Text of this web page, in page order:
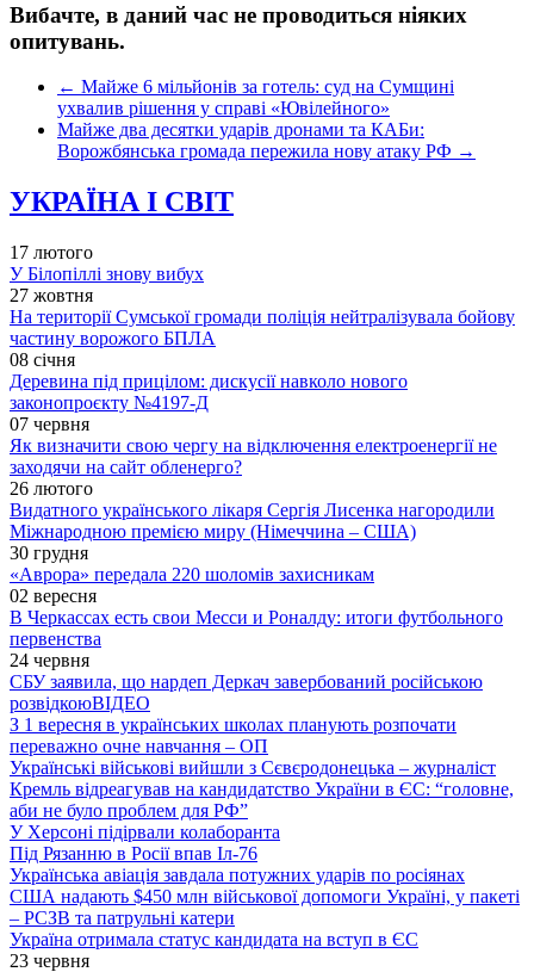
Вибачте, в даний час не проводиться ніяких
опитувань.
← Майже 6 мільйонів за готель: суд на Сумщині
ухвалив рішення у справі «Ювілейного»
Майже два десятки ударів дронами та КАБи:
Ворожбянська громада пережила нову атаку РФ →
УКРАЇНА І СВІТ
17 лютого
У Білопіллі знову вибух
27 жовтня
На території Сумської громади поліція нейтралізувала бойову
частину ворожого БПЛА
08 січня
Деревина під прицілом: дискусії навколо нового
законопроєкту №4197-Д
07 червня
Як визначити свою чергу на відключення електроенергії не
заходячи на сайт обленерго?
26 лютого
Видатного українського лікаря Сергія Лисенка нагородили
Міжнародною премією миру (Німеччина – США)
30 грудня
«Аврора» передала 220 шоломів захисникам
02 вересня
В Черкассах есть свои Месси и Роналду: итоги футбольного
первенства
24 червня
СБУ заявила, що нардеп Деркач завербований російською
розвідкоюВІДЕО
З 1 вересня в українських школах планують розпочати
переважно очне навчання – ОП
Українські військові вийшли з Сєвєродонецька – журналіст
Кремль відреагував на кандидатство України в ЄС: “головне,
аби не було проблем для РФ”
У Херсоні підірвали колаборанта
Під Рязанню в Росії впав Іл-76
Українська авіація завдала потужних ударів по росіянах
США надають $450 млн військової допомоги Україні, у пакеті
– РСЗВ та патрульні катери
Україна отримала статус кандидата на вступ в ЄС
23 червня